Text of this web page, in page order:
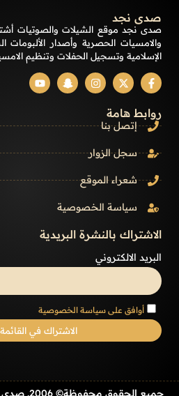
صدى نجد
صدى نجد موقع الشيلات والصوتيات
والامسيات الحصرية وأصدار
الإسلامية وتسجيل الحفلات وتنظيم
روابط هامة
إتصل بنا
سجل الزوار
شعراء الموقع
سياسة الخصوصية
الاشتراك بالنشرة البريدية
البريد الالكتروني
أوافق على سياسة الخصوصية
جميع